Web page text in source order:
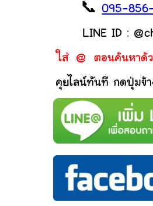
📞095-
LINE ID :
ใส่ @ ตอนค้นหาด้
คุยไลน์ทันที กดปุ่มข้า